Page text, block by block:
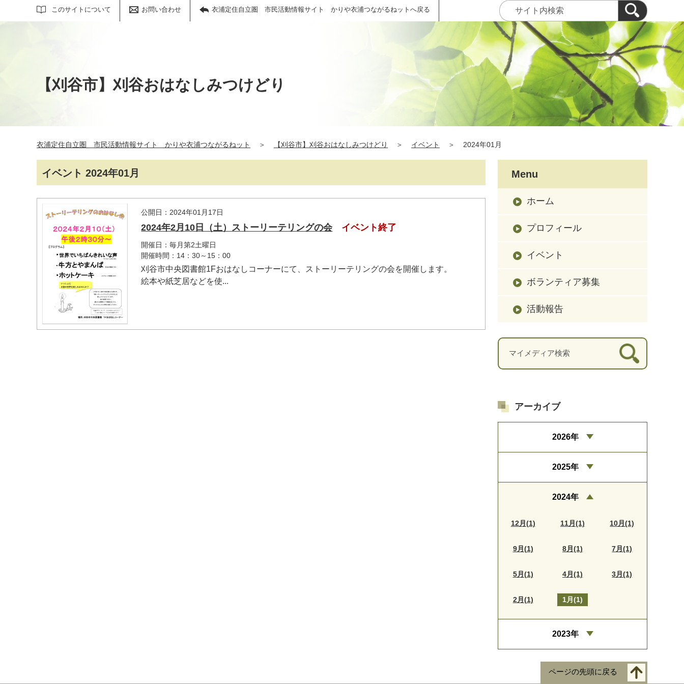
このサイトについて お問い合わせ 衣浦定住自立圏 市民活動情報サイト かりや衣浦つながるねットへ戻る
サイト内検索
【刈谷市】刈谷おはなしみつけどり
衣浦定住自立圏 市民活動情報サイト かりや衣浦つながるねット ＞ 【刈谷市】刈谷おはなしみつけどり ＞ イベント ＞ 2024年01月
イベント 2024年01月
公開日：2024年01月17日
2024年2月10日（土）ストーリーテリングの会 イベント終了
開催日：毎月第2土曜日
開催時間：14：30～15：00
刈谷市中央図書館1Fおはなしコーナーにて、ストーリーテリングの会を開催します。
絵本や紙芝居などを使...
Menu
ホーム
プロフィール
イベント
ボランティア募集
活動報告
アーカイブ
2026年
2025年
2024年
12月(1) 11月(1) 10月(1)
9月(1) 8月(1) 7月(1)
5月(1) 4月(1) 3月(1)
2月(1) 1月(1)
2023年
ページの先頭に戻る